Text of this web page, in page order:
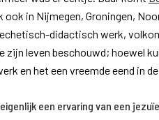
ook in Nijmegen, Groningen,
didactisch werk,
zijn leven beschouwd; hoewel
en het een vreemde eend in
een ervaring van een